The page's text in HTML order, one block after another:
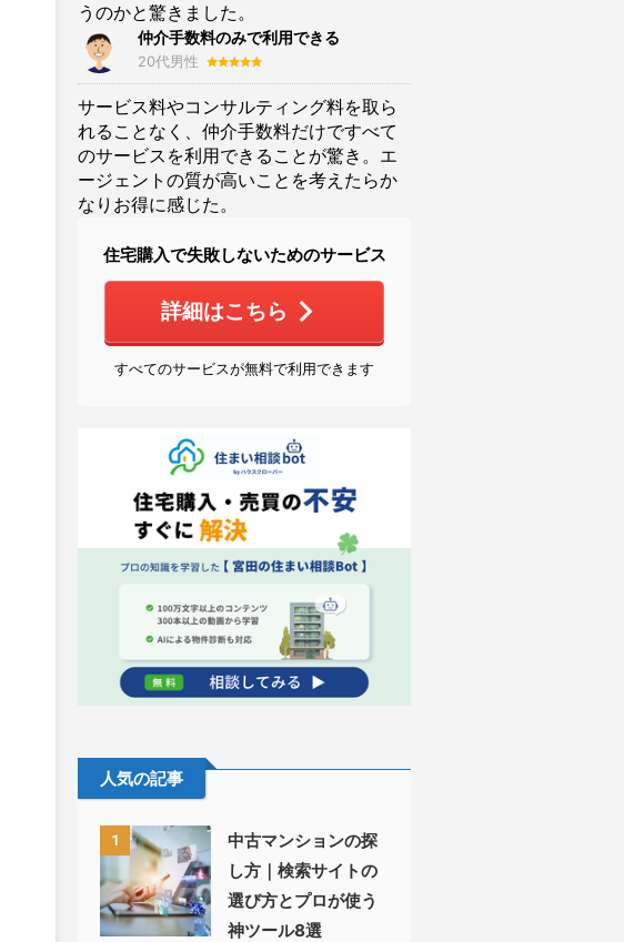
うのかと驚きました。
仲介手数料のみで利用できる
20代男性
サービス料やコンサルティング料を取ら
れることなく、仲介手数料だけですべて
のサービスを利用できることが驚き。エ
ージェントの質が高いことを考えたらか
なりお得に感じた。
住宅購入で失敗しないためのサービス
詳細はこちら
すべてのサービスが無料で利用できます
人気の記事
1
中古マンションの探
し方｜検索サイトの
選び方とプロが使う
神ツール8選